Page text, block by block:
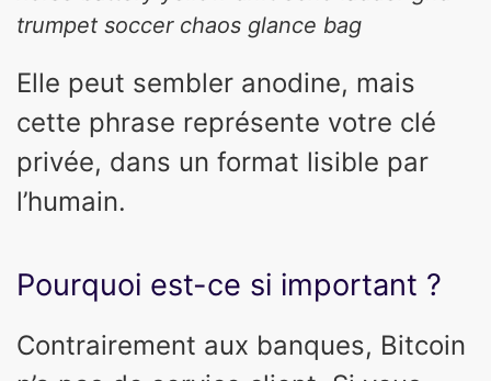
trumpet soccer chaos glance bag
Elle peut sembler anodine, mais
cette phrase représente votre clé
privée, dans un format lisible par
l’humain.
Pourquoi est-ce si important ?
Contrairement aux banques, Bitcoin